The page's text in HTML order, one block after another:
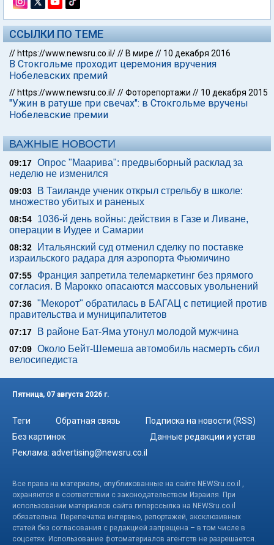
ССЫЛКИ ПО ТЕМЕ
// https://www.newsru.co.il/// В мире // 10 декабря 2016
В Стокгольме проходит церемония вручения
Нобелевских премий
// https://www.newsru.co.il///Фоторепортажи // 10 декабря 2015
"Ужин в ратуше при свечах": в Стокгольме вручены
Нобелевские премии
ВАЖНЫЕ НОВОСТИ
09:17 Опрос "Mаарива": предвыборный расклад за
неделю не изменился
09:03
В Таиланде ученик открыл стрельбу в школе:
множество убитых и раненых
08:54
1036-й день войны: действия в Газе и Ливане,
операции в Иудее и Самарии
08:32
Итальянский суд отменил сделку по поставке
израильского радара для аэропорта Фьюмичино
07:55
Франция запретила телемаркетинг без прямого
согласия. В Марокко опасаются массовых увольнений
07:36 "Мекорот" обратилась в БАГАЦ с петицией против
правительства и муниципалитетов
07:17 В районе Бат-Яма утонул молодой мужчина
07:09 Около Бейт-Шемеша автомобиль насмерть сбил
велосипедиста
Пятница, 07 августа 2026 г.
Теги Обратная связь
Подписка на новости (RSS)
Без картинок
Данные редакции и устав
Реклама: advertising@newsru.co.il
Все права на материалы, опубликованные на сайте NEWSru.co.il ,
охраняются в соответствии с законодательством Израиля. При
использовании материалов сайта гиперссылка на NEWSru.co.il
обязательна. Перепечатка интервью, репортажей, эксклюзивных
статей без согласования с редакцией запрещена – в том числе в
соцсетях. Использование фотоматериалов агентств не разрешается.